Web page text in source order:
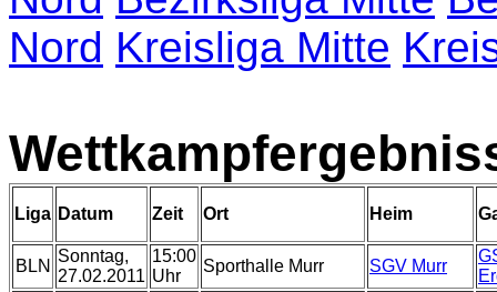
Nord Kreisliga Mitte
Liga Datum Zeit Ort Heim
BLN
Sonntag,
27.02.2011
15:00
Uhr
Sporthalle Murr SGV Murr